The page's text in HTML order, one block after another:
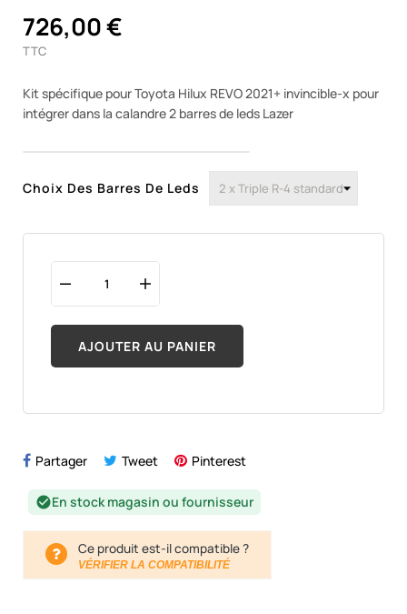
726,00 €
TTC
Kit spécifique pour Toyota Hilux REVO 2021+ invincible-x pour
intégrer dans la calandre 2 barres de leds Lazer
Choix Des Barres De Leds
AJOUTER AU PANIER
Partager Tweet Pinterest
check_circleEn stock magasin ou fournisseur
Ce produit est-il compatible ?
VÉRIFIER LA COMPATIBILITÉ